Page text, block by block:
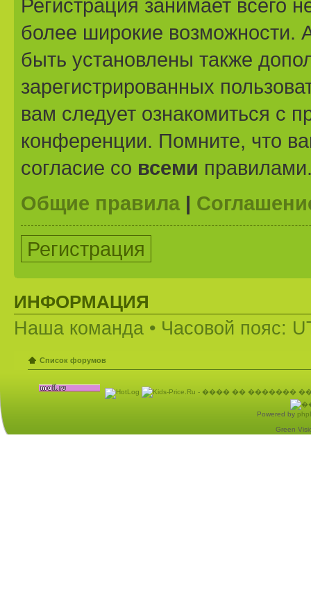
Регистрация занимает всего
более широкие возможности.
быть установлены также
зарегистрированных
вам следует ознакомиться с
конференции. Помните, что
согласие со всеми
Общие правила |
Регистрация
ИНФОРМАЦИЯ
Наша команда • Часовой пояс:
Список форумов
Powered by
Green